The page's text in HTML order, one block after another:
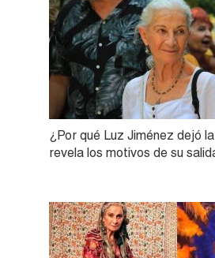
¿Por qué Luz Jiménez dejó
revela los motivos de su